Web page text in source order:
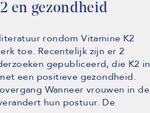
en gezondheid
rondom Vitamine K2
toe. Recentelijk zijn er 2
gepubliceerd, die K2 in
een positieve gezondheid.
Wanneer vrouwen in de
hun postuur. De